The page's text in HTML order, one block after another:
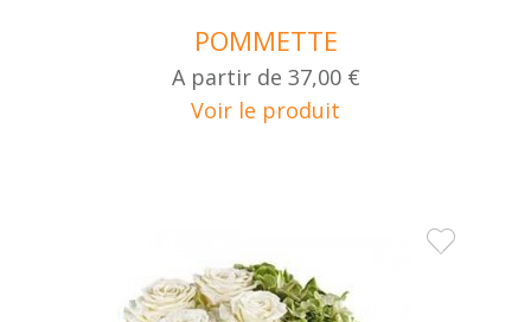
POMMETTE
A partir de 37,00 €
Voir le produit